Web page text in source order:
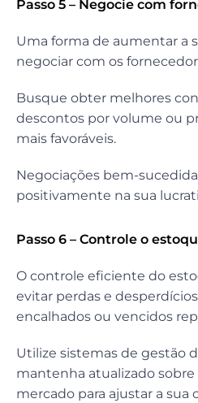
Passo 5 – Negocie com
Uma forma de aumentar a
negociar com os
Busque obter melhores
descontos por volume ou
mais favoráveis.
Negociações bem-
positivamente na sua
Passo 6 – Controle o
O controle eficiente do
evitar perdas e
encalhados ou vencidos
Utilize sistemas de gestão
mantenha atualizado
mercado para ajustar a sua